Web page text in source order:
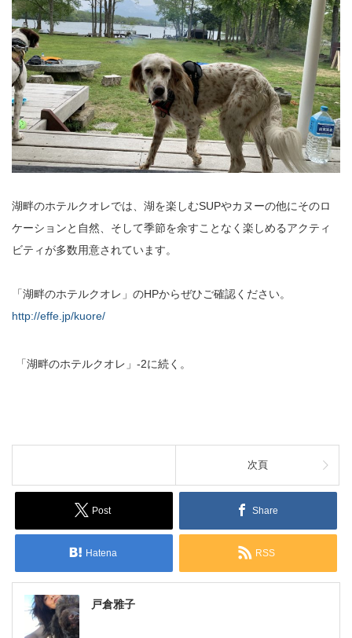
湖畔のホテルクオレでは、湖を楽しむSUPやカヌーの他にそのロ
ケーションと自然、そして季節を余すことなく楽しめるアクティ
ビティが多数用意されています。
「湖畔のホテルクオレ」のHPからぜひご確認ください。
http://effe.jp/kuore/
「湖畔のホテルクオレ」-2に続く。
次頁
Post Share
Hatena RSS
戸倉雅子